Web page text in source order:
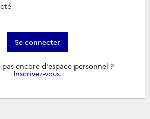
Se connecter
pas encore d'espace personnel ?
Inscrivez-vous.